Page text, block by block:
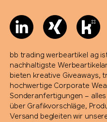
bb trading werbeartikel ag
nachhaltigste
bieten kreative Giveaways,
hochwertige Corporate
Sonderanfertigungen –
über Grafikvorschläge,
Versand begleiten wir